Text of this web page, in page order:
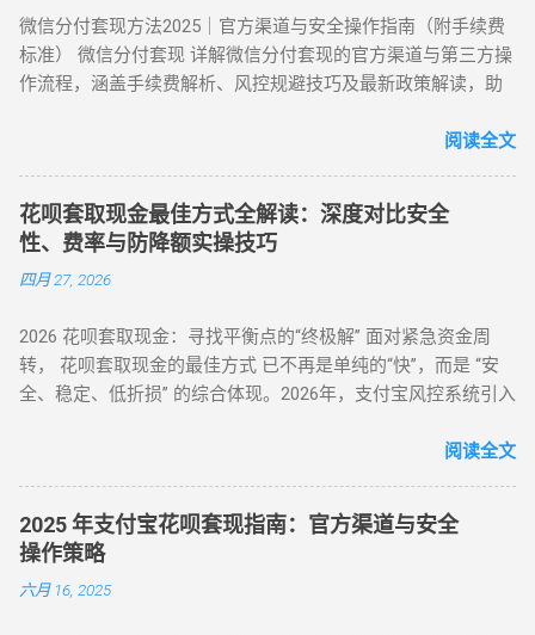
化 ：交替使用扫码支付、生活缴费、电商购...
物转手 天猫/京东买手机回购 约 5% T+1 / T+2 话费/流量代充
帮亲友充值并代收现金 约 2% 即时 黄金/硬通货模式 支付宝黄
金回购或实物金 视金价波动 2-3个工作日 二、 深度步骤：花呗
是 2026 年权重最高的方法。在天猫旗舰店挑选一款热门手机
（如 iPh...
微信分付套现方法2025｜官方渠道与安全操作指南（附手续费
标准） 微信分付套现 详解微信分付套现的官方渠道与第三方操
作流程，涵盖手续费解析、风控规避技巧及最新政策解读，助
年新规：微信支付强化分付风控，禁止直接套现（引用央行
（第三方支付研究院数据） 主流方式：通过虚拟商品交易（占
比68%）、线下商家合作（占比22%） 二、微信分付套现操作
指南（2025最新流程） 官方渠道：分付还款抵扣（合规但有限
制） 路径：微信→钱包→分付→还款→使用分付额度还款 限
易（主流方法） 选择支持分付的电商平台（如美团、苏宁易
购） 购买电子礼品卡/话费充值（建议≤2000元/笔） 联系回收
商变现，手续费8%-15% 线下商家合作：扫码套现（需深度信
阅读全文
花呗套取现金最佳方式全解读：深度对比安全
性、费率与防降额实操技巧
四月 27, 2026
2026 花呗套取现金：寻找平衡点的“终极解” 面对紧急资金周
转， 花呗套取现金的最佳方式 已不再是单纯的“快”，而是 “安
全、稳定、低折损” 的综合体现。2026年，支付宝风控系统引入
足之地。经过行业深度评测，目前的最佳方式被定义为基于真
服务费率为 6.5% - 8.8% 。 行业首选 抗风控权重最高 24H 实时
响应 很多用户由于信息不对称，往往在“追求低费率”和“确保安
全性”之间左右为难。本文将从职业周转人的视角，为您全方位
拆解目前市面上所有主流方式的底层逻辑，帮您选出当下的“最
阅读全文
2025 年支付宝花呗套现指南：官方渠道与安全
操作策略
六月 16, 2025